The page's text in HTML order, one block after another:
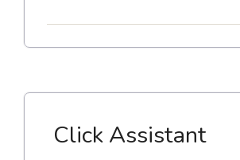
Click Assistant